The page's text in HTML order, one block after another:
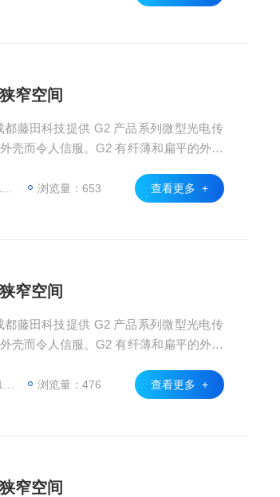
窄空间
藤田科技提供 G2 产品系列微型光电传
壳而令人信服。G2 有纤薄和扁平的外壳
可靠的目标检测这一特点。G2 光电传感
浏览量：653 查看更多 +
窄空间
藤田科技提供 G2 产品系列微型光电传
壳而令人信服。G2 有纤薄和扁平的外壳
可靠的目标检测这一特点。G2 光电传感
浏览量：476 查看更多 +
窄空间